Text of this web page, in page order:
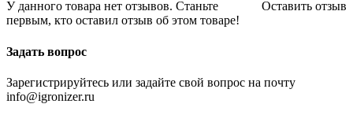
Оставить отзыв
У данного товара нет отзывов. Станьте
первым, кто оставил отзыв об этом товаре!
Задать вопрос
Зарегистрируйтесь или задайте свой вопрос на почту
info@igronizer.ru